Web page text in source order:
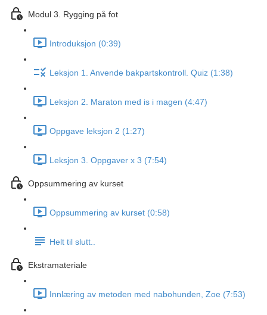
Modul 3. Rygging på fot
Introduksjon (0:39)
Leksjon 1. Anvende bakpartskontroll. Quiz (1:38)
Leksjon 2. Maraton med is i magen (4:47)
Oppgave leksjon 2 (1:27)
Leksjon 3. Oppgaver x 3 (7:54)
Oppsummering av kurset
Oppsummering av kurset (0:58)
Helt til slutt..
Ekstramateriale
Innlæring av metoden med nabohunden, Zoe (7:53)